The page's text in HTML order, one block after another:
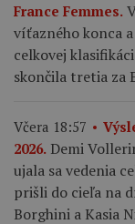
France Femmes.
víťazného konca
celkovej
skončila tretia za
Včera 18:57
2026. Demi
ujala sa vedenia
prišli do cieľa na
Borghini a Kasia